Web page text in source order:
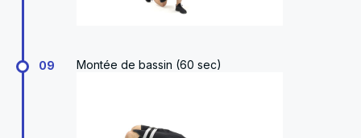
09 Montée de bassin (60 sec)